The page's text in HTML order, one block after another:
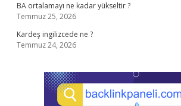
BA ortalamayı ne kadar yükseltir ?
Temmuz 25, 2026
Kardeş ingilizcede ne ?
Temmuz 24, 2026